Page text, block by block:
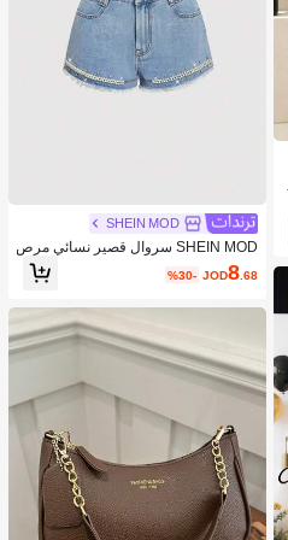
SHEIN MOD
SHEIN MOD سروال قصير نسائي مرص
ع بالراين والخرز الزجاجي وباللون الجينز
JOD8.68
%30-